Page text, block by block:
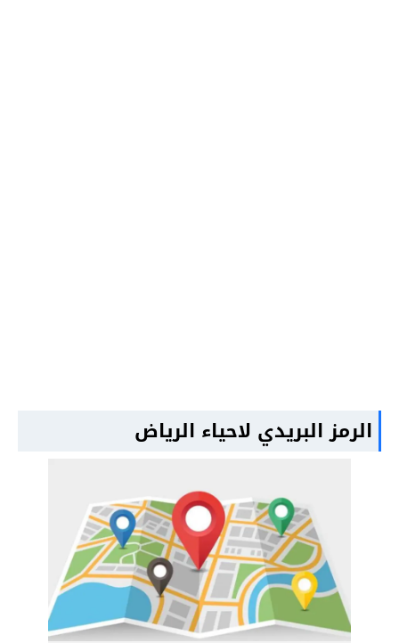
الرمز البريدي لاحياء الرياض